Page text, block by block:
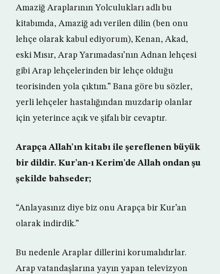
Amaziğ Araplarının Yolculukları adlı bu
kitabımda, Amaziğ adı verilen dilin (ben onu
lehçe olarak kabul ediyorum), Kenan, Akad,
eski Mısır, Arap Yarımadası’nın Adnan lehçesi
gibi Arap lehçelerinden bir lehçe olduğu
teorisinden yola çıktım.” Bana göre bu sözler,
yerli lehçeler hastalığından muzdarip olanlar
için yeterince açık ve şifalı bir cevaptır.
Arapça Allah’ın kitabı ile şereflenen büyük
bir dildir. Kur’an-ı Kerim’de Allah ondan şu
şekilde bahseder;
“Anlayasınız diye biz onu Arapça bir Kur’an
olarak indirdik.”
Bu nedenle Araplar dillerini korumalıdırlar.
Arap vatandaşlarına yayın yapan televizyon